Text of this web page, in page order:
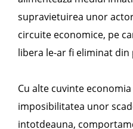
supravietuirea unor
circuite economice, pe
libera le-ar fi eliminat din
Cu alte cuvinte
imposibilitatea unor
intotdeauna,